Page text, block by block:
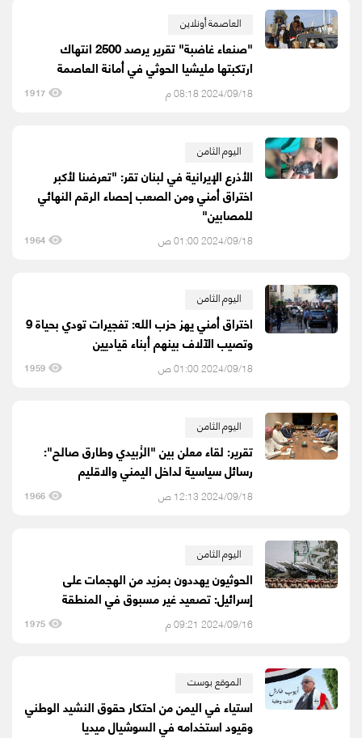
العاصمة أونلاين
"صنعاء غاضبة" تقرير يرصد 2500 انتهاك
ارتكبتها مليشيا الحوثي في أمانة العاصمة
2024/09/18 08:18 م 1917
اليوم الثامن
الأذرع الإيرانية في لبنان تقر: "تعرضنا لأكبر
اختراق أمني ومن الصعب إحصاء الرقم النهائي
للمصابين"
2024/09/18 01:00 ص 1964
اليوم الثامن
اختراق أمني يهز حزب الله: تفجيرات تودي بحياة 9
وتصيب الآلاف بينهم أبناء قياديين
2024/09/18 01:00 ص 1959
اليوم الثامن
تقرير: لقاء معلن بين "الزُبيدي وطارق صالح":
رسائل سياسية لداخل اليمني والاقليم
2024/09/18 12:13 ص 1966
اليوم الثامن
الحوثيون يهددون بمزيد من الهجمات على
إسرائيل: تصعيد غير مسبوق في المنطقة
2024/09/16 09:21 م 1975
الموقع بوست
استياء في اليمن من احتكار حقوق النشيد الوطني
وقيود استخدامه في السوشيال ميديا